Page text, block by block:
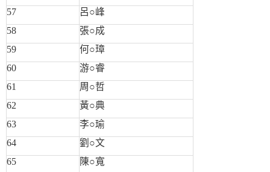
57
呂○峰
58
張○成
59
何○璋
60
游○睿
61
周○哲
62
黃○典
63
李○瑜
64
劉○文
65
陳○寬